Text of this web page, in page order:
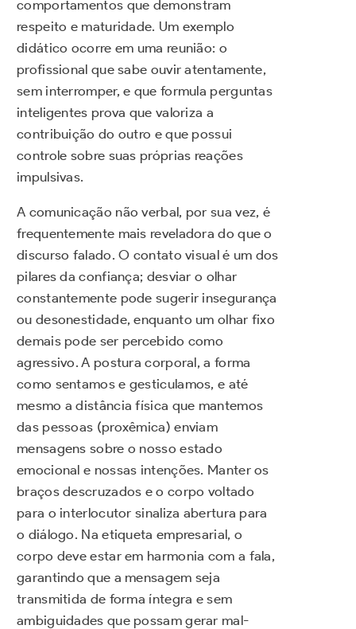
comportamentos que demonstram
respeito e maturidade. Um exemplo
didático ocorre em uma reunião: o
profissional que sabe ouvir atentamente,
sem interromper, e que formula perguntas
inteligentes prova que valoriza a
contribuição do outro e que possui
controle sobre suas próprias reações
impulsivas.
A comunicação não verbal, por sua vez, é
frequentemente mais reveladora do que o
discurso falado. O contato visual é um dos
pilares da confiança; desviar o olhar
constantemente pode sugerir insegurança
ou desonestidade, enquanto um olhar fixo
demais pode ser percebido como
agressivo. A postura corporal, a forma
como sentamos e gesticulamos, e até
mesmo a distância física que mantemos
das pessoas (proxêmica) enviam
mensagens sobre o nosso estado
emocional e nossas intenções. Manter os
braços descruzados e o corpo voltado
para o interlocutor sinaliza abertura para
o diálogo. Na etiqueta empresarial, o
corpo deve estar em harmonia com a fala,
garantindo que a mensagem seja
transmitida de forma íntegra e sem
ambiguidades que possam gerar mal-